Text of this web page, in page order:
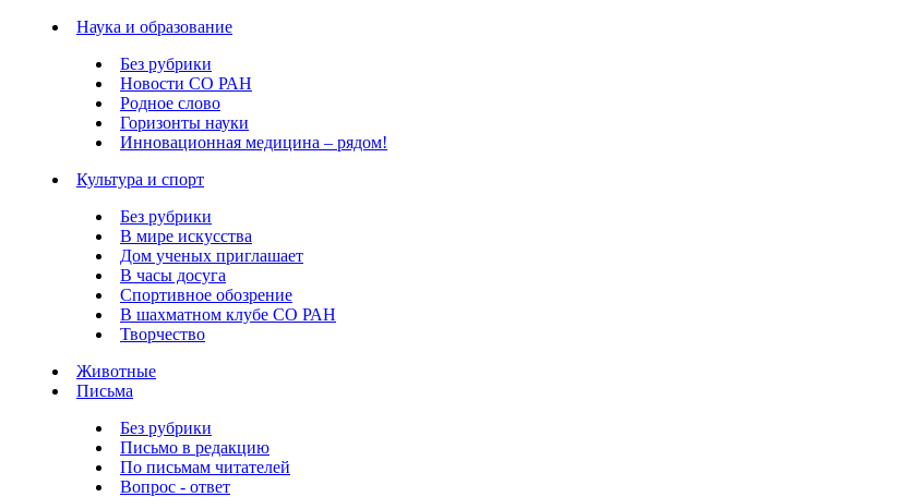
Наука и образование
Без рубрики
Новости СО РАН
Родное слово
Горизонты науки
Инновационная медицина – рядом!
Культура и спорт
Без рубрики
В мире искусства
Дом ученых приглашает
В часы досуга
Спортивное обозрение
В шахматном клубе СО РАН
Творчество
Животные
Письма
Без рубрики
Письмо в редакцию
По письмам читателей
Вопрос - ответ